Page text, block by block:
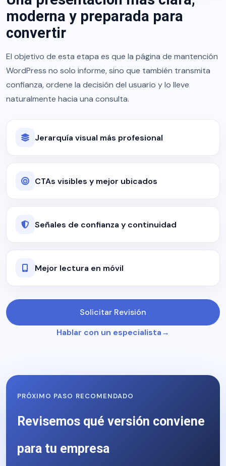
moderna y preparada para
convertir
El objetivo de esta etapa es que la página de mantención
WordPress no solo informe, sino que también transmita
confianza, ordene la decisión del usuario y lo lleve
naturalmente hacia una consulta.
Jerarquía visual más profesional
CTAs visibles y mejor ubicados
Señales de confianza y continuidad
Mejor lectura en móvil
Solicitar Revisión
Hablar con un especialista
PRÓXIMO PASO RECOMENDADO
Revisemos qué versión conviene
para tu empresa